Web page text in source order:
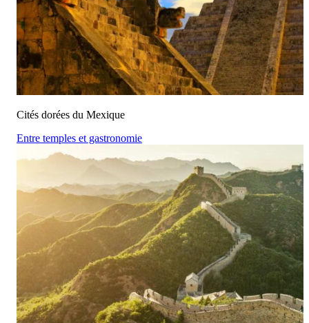
Cités dorées du Mexique
Entre temples et gastronomie